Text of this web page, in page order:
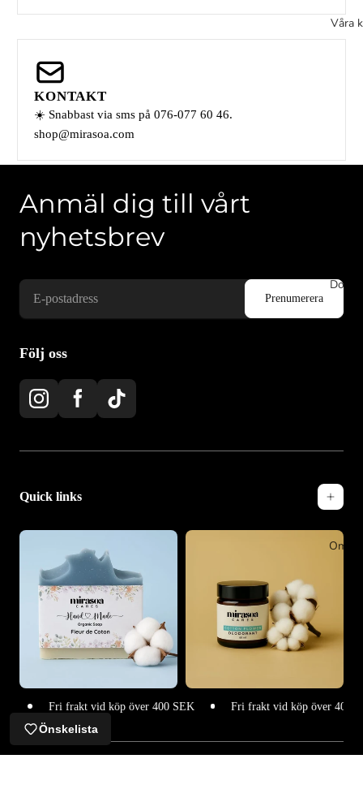
Våra
Om
KONTAKT
☀️ Snabbast via sms på 076-077 60 46.
shop@mirasoa.com
Anmäl dig till vårt
nyhetsbrev
Följ oss
Quick links
Fri frakt vid köp över 400 SEK Fri frakt vid köp över 400 SEK
Önskelista